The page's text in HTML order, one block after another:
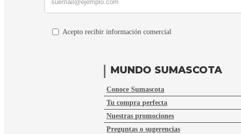
Acepto recibir información comercial
MUNDO SUMASCOTA
Conoce Sumascota
Tu compra perfecta
Nuestras promociones
Preguntas o sugerencias